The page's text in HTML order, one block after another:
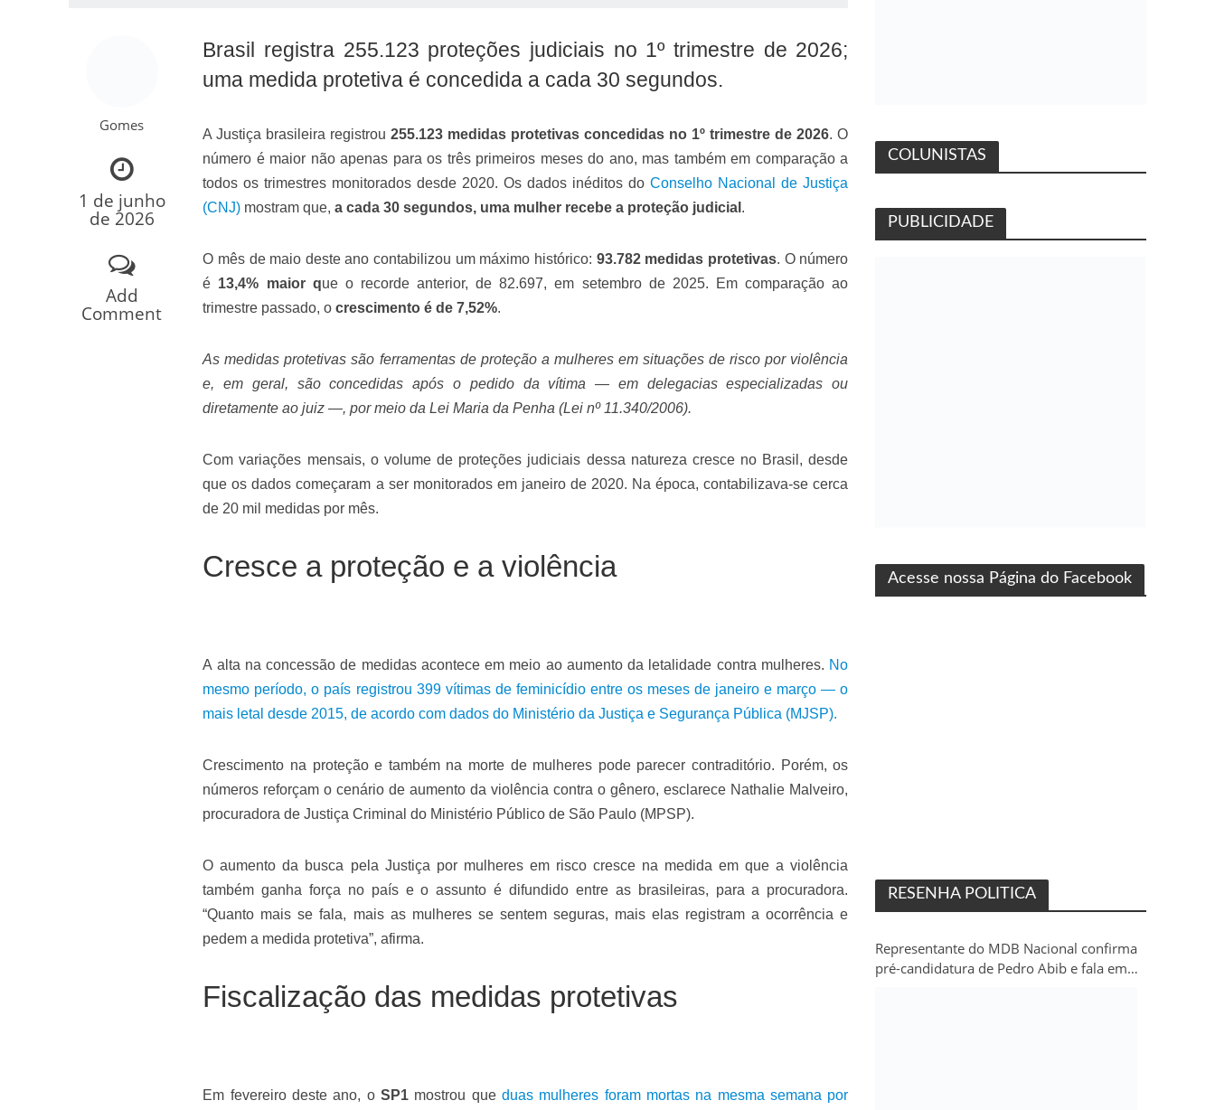
Como o Cachorrinho Kong ajudou o Imperador Dom Pedro I na Independência do Brasil
Os segredos não revelados do livro de apocalipse
Gomes
1 de junho
de 2026
Add
Comment
Brasil registra 255.123 proteções judiciais no 1º trimestre de 2026;
uma medida protetiva é concedida a cada 30 segundos.
A Justiça brasileira registrou 255.123 medidas protetivas concedidas no 1º trimestre de 2026. O
número é maior não apenas para os três primeiros meses do ano, mas também em comparação a
todos os trimestres monitorados desde 2020. Os dados inéditos doConselho Nacional de Justiça
(CNJ) mostram que,a cada 30 segundos, uma mulher recebe a proteção judicial .
O mês de maio deste ano contabilizou um máximo histórico: 93.782 medidas protetivas. O número
é 13,4% maior que o recorde anterior, de 82.697, em setembro de 2025. Em comparação ao
trimestre passado, ocrescimento é de 7,52%.
As medidas protetivas são ferramentas de proteção a mulheres em situações de risco por violência
e, em geral, são concedidas após o pedido da vítima — em delegacias especializadas ou
diretamente ao juiz —, por meio da Lei Maria da Penha (Lei nº 11.340/2006).
Com variações mensais, o volume de proteções judiciais dessa natureza cresce no Brasil, desde
que os dados começaram a ser monitorados em janeiro de 2020. Na época, contabilizava-se cerca
de 20 mil medidas por mês.
Cresce a proteção e a violência
A alta na concessão de medidas acontece em meio ao aumento da letalidade contra mulheres. No
mesmo período, o país registrou 399 vítimas de feminicídio entre os meses de janeiro e março — o
mais letal desde 2015, de acordo com dados do Ministério da Justiça e Segurança Pública (MJSP).
Crescimento na proteção e também na morte de mulheres pode parecer contraditório. Porém, os
números reforçam o cenário de aumento da violência contra o gênero, esclarece Nathalie Malveiro,
procuradora de Justiça Criminal do Ministério Público de São Paulo (MPSP).
O aumento da busca pela Justiça por mulheres em risco cresce na medida em que a violência
também ganha força no país e o assunto é difundido entre as brasileiras, para a procuradora.
“Quanto mais se fala, mais as mulheres se sentem seguras, mais elas registram a ocorrência e
pedem a medida protetiva”, afirma.
Fiscalização das medidas protetivas
Em fevereiro deste ano, o SP1 mostrou queduas mulheres foram mortas na mesma semana por
COLUNISTAS
PUBLICIDADE
Acesse nossa Página do Facebook
RESENHA POLITICA
Representante do MDB Nacional confirma
pré-candidatura de Pedro Abib e fala em